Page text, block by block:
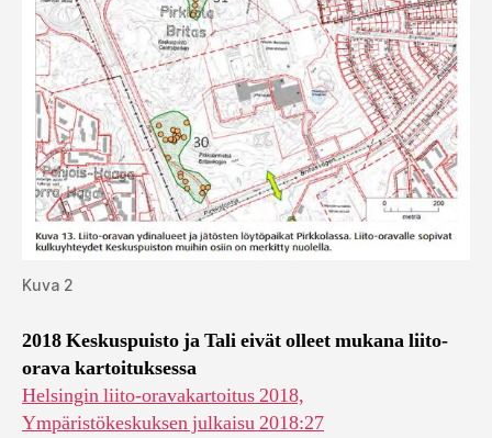
Kuva 2
2018 Keskuspuisto ja Tali eivät olleet mukana liito-
orava kartoituksessa
Helsingin liito-oravakartoitus 2018,
Ympäristökeskuksen julkaisu 2018:27